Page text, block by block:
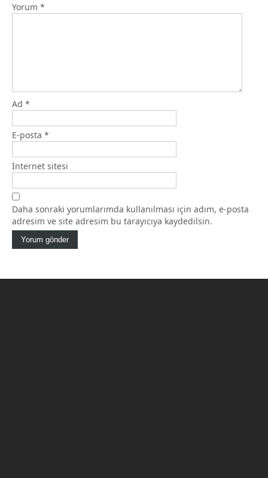
Yorum *
Ad *
E-posta *
İnternet sitesi
Daha sonraki yorumlarımda kullanılması için adım, e-posta
adresim ve site adresim bu tarayıcıya kaydedilsin.